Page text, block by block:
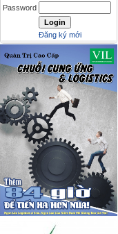
Password
Đăng ký mới